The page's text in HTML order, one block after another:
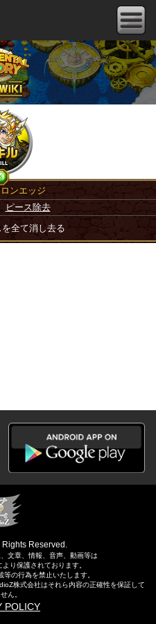
ンエッジ
ピース除去
全て消し去る
Rights Reserved.
文章、情報、音声、動画等は
り保護されております。
の行為を禁止いたします。
株式会社はそれら内容の正確性を保証して
ん。
POLICY